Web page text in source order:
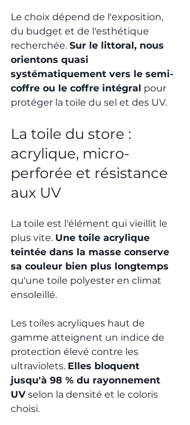
Le choix dépend de l'exposition,
du budget et de l'esthétique
recherchée. Sur le littoral, nous
orientons quasi
systématiquement vers le semi-
coffre ou le coffre intégral pour
protéger la toile du sel et des UV.
La toile du store :
acrylique, micro-
perforée et résistance
aux UV
La toile est l'élément qui vieillit le
plus vite. Une toile acrylique
teintée dans la masse conserve
sa couleur bien plus longtemps
qu'une toile polyester en climat
ensoleillé.
Les toiles acryliques haut de
gamme atteignent un indice de
protection élevé contre les
ultraviolets. Elles bloquent
jusqu'à 98 % du rayonnement
UV selon la densité et le coloris
choisi.